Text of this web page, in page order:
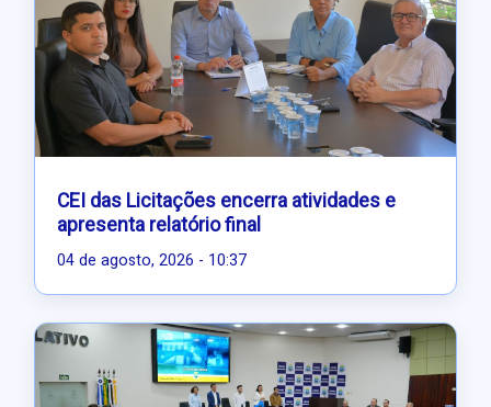
CEI das Licitações encerra atividades e
apresenta relatório final
04 de agosto, 2026 - 10:37